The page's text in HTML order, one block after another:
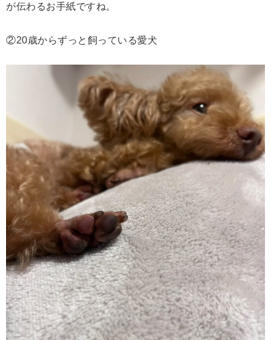
が伝わるお手紙ですね。
②20歳からずっと飼っている愛犬